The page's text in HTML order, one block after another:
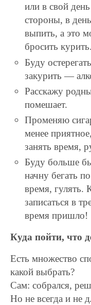
или в свой
стороны, в
выпить, а это
бросить курить.
Буду
закурить —
Расскажу
помешает.
Променяю
менее
занять время,
Буду больше
начну бегать
время, гулять.
записаться в
время пришло!
Куда пойти, что
Есть множество
какой выбрать?
Сам: собрался,
Но не всегда и не